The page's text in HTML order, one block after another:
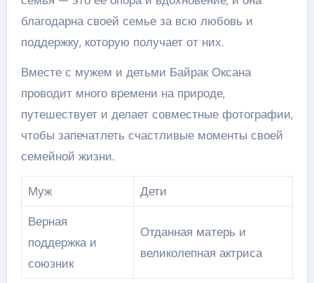
благодарна своей семье за всю любовь и
поддержку, которую получает от них.
Вместе с мужем и детьми Байрак Оксана
проводит много времени на природе,
путешествует и делает совместные фотографии,
чтобы запечатлеть счастливые моменты своей
семейной жизни.
Муж
Дети
Верная
поддержка и
союзник
Отданная матерь и
великолепная актриса